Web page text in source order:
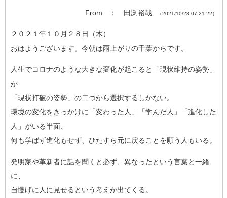
From ： 田渕裕哉 （2021/10/28 07:21:22）
２０２１年１０月２８日（木）
おはようございます。今朝は雨上がりの千葉からです。
人生でコロナのような大きな変化が起こると「現状維持の姿勢」
か
「現状打破の姿勢」の二つから選択するしかない。
環境の変化をきっかけに「変わった人」「学んだ人」「進化した
人 」がいる半面、
何も学ばず進化もせず、ひたすら元に戻ることを願う人もいる。
発明家や革新者に話を聞くと必ず、異なったという言葉と一緒
に、
自慢げに人に見せるという考えが出てくる。